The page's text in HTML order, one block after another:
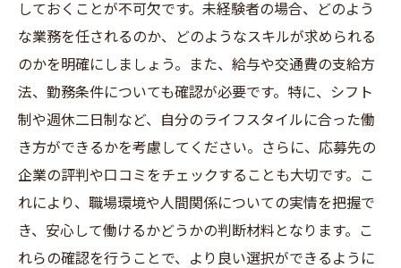
しておくことが不可欠です。未経験者の場合、どのよう
な業務を任されるのか、どのようなスキルが求められる
のかを明確にしましょう。また、給与や交通費の支給方
法、勤務条件についても確認が必要です。特に、シフト
制や週休二日制など、自分のライフスタイルに合った働
き方ができるかを考慮してください。さらに、応募先の
企業の評判や口コミをチェックすることも大切です。こ
れにより、職場環境や人間関係についての実情を把握で
き、安心して働けるかどうかの判断材料となります。こ
れらの確認を行うことで、より良い選択ができるように